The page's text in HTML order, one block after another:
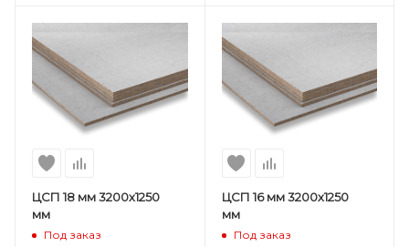
ЦСП 18 мм 3200х1250
мм
Под заказ
ЦСП 16 мм 3200х1250
мм
Под заказ